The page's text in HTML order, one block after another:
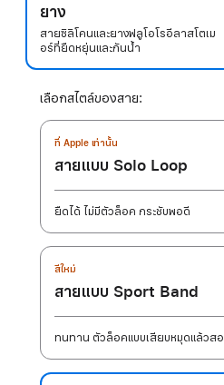
ยาง
สายซิลิโคนและยางฟลูโอโรอีลาสโตเม
อร์ที่ยืดหยุ่นและกันน้ำ
เลือกสไตล์ของสาย:
ที่ Apple เท่านั้น
สายแบบ Solo Loop
ยืดได้ ไม่มีตัวล็อค กระชับพอดี
สีใหม่
สายแบบ Sport Band
ทนทาน ตัวล็อคแบบเสียบหมุดแล้วส